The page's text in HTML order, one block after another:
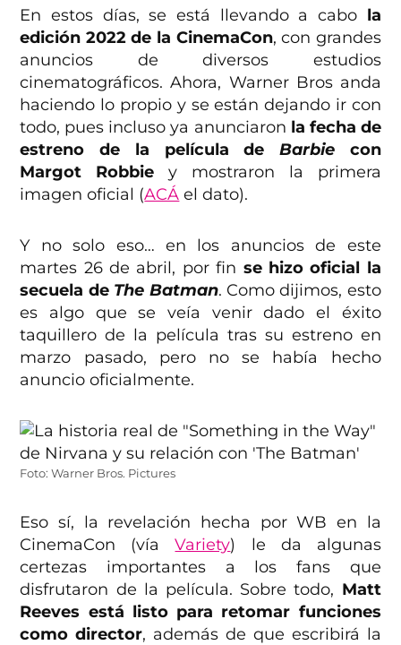
En estos días, se está llevando a cabo la
edición 2022 de la CinemaCon, con grandes
anuncios de diversos estudios
cinematográficos. Ahora, Warner Bros anda
haciendo lo propio y se están dejando ir con
todo, pues incluso ya anunciaron la fecha de
estreno de la película de Barbiecon
Margot Robbie y mostraron la primera
imagen oficial (ACÁ el dato).
Y no solo eso… en los anuncios de este
martes 26 de abril, por fin se hizo oficial la
secuela de The Batman. Como dijimos, esto
es algo que se veía venir dado el éxito
taquillero de la película tras su estreno en
marzo pasado, pero no se había hecho
anuncio oficialmente.
Foto: Warner Bros. Pictures
Eso sí, la revelación hecha por WB en la
CinemaCon (víaVariety) le da algunas
certezas importantes a los fans que
disfrutaron de la película. Sobre todo, Matt
Reeves está listo para retomar funciones
como director, además de que escribirá la